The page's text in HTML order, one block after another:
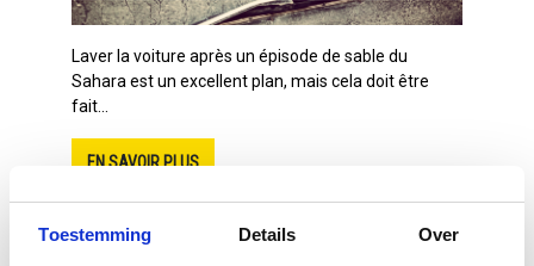
Toestemming Details Over
Laver la voiture après un épisode de sable du
Sahara est un excellent plan, mais cela doit être
fait...
EN SAVOIR PLUS